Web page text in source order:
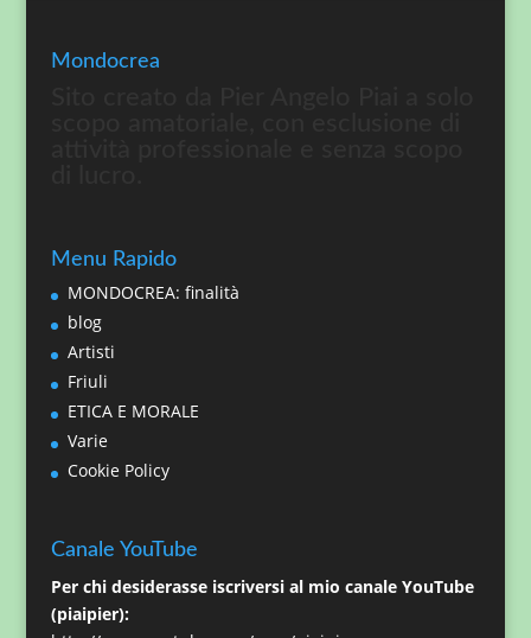
Mondocrea
Menu Rapido
MONDOCREA: finalità
blog
Artisti
Friuli
ETICA E MORALE
Varie
Cookie Policy
Canale YouTube
Per chi desiderasse iscriversi al mio canale YouTube
(piaipier):